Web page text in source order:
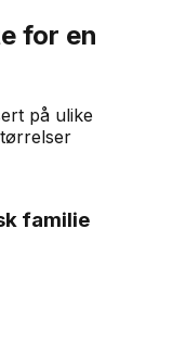
for en
på ulike
familie